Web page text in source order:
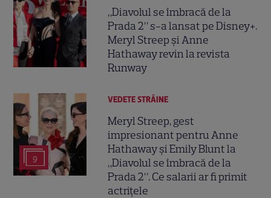
„Diavolul se îmbracă de la
Prada 2” s-a lansat pe Disney+.
Meryl Streep și Anne
Hathaway revin la revista
Runway
9
VEDETE STRĂINE
Meryl Streep, gest
impresionant pentru Anne
Hathaway și Emily Blunt la
„Diavolul se îmbracă de la
Prada 2”. Ce salarii ar fi primit
actrițele